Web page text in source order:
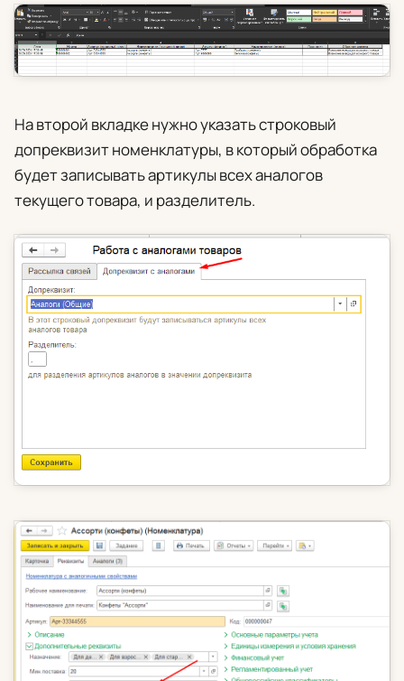
На второй вкладке нужно указать строковый
допреквизит номенклатуры, в который обработка
будет записывать артикулы всех аналогов
текущего товара, и разделитель.